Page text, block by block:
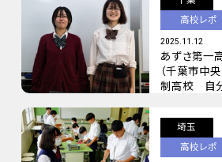
高校レポ
2025.11.12
あずさ第一
（千葉市中
制高校 自
埼玉
高校レポ